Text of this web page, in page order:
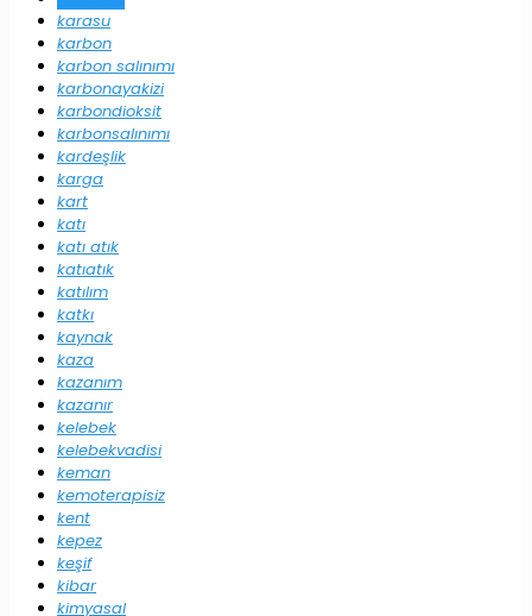
karasu
karbon
karbon salınımı
karbonayakizi
karbondioksit
karbonsalınımı
kardeşlik
karga
kart
katı
katı atık
katıatık
katılım
katkı
kaynak
kaza
kazanım
kazanır
kelebek
kelebekvadisi
keman
kemoterapisiz
kent
kepez
keşif
kibar
kimyasal